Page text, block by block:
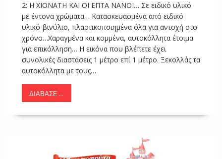
2: Η ΧΙΟΝΑΤΗ ΚΑΙ ΟΙ ΕΠΤΑ ΝΑΝΟΙ… Σε ειδικό υλικό
με έντονα χρώματα… Κατασκευασμένα από ειδικό
υλικό-βινύλιο, πλαστικοποιημένα όλα για αντοχή στο
χρόνο…Χαραγμένα και κομμένα, αυτοκόλλητα έτοιμα
για επικόλληση… Η εικόνα που βλέπετε έχει
συνολικές διαστάσεις 1 μέτρο επί 1 μέτρο. Ξεκολλάς τα
αυτοκόλλητα με τους…
ΔΙΆΒΑΣΕ ...